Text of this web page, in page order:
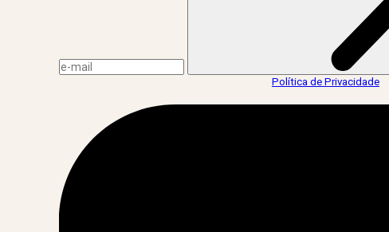
Política de Privacidade.